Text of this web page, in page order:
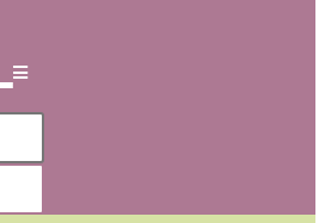
Escape
Escape